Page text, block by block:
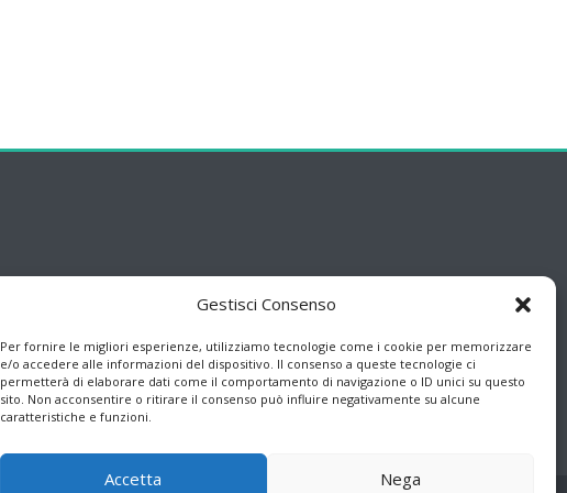
Gestisci Consenso
Per fornire le migliori esperienze, utilizziamo tecnologie come i cookie per memorizzare
e/o accedere alle informazioni del dispositivo. Il consenso a queste tecnologie ci
permetterà di elaborare dati come il comportamento di navigazione o ID unici su questo
sito. Non acconsentire o ritirare il consenso può influire negativamente su alcune
caratteristiche e funzioni.
Accetta Nega